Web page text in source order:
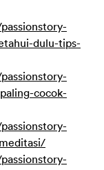
dulu-tips-
cocok-